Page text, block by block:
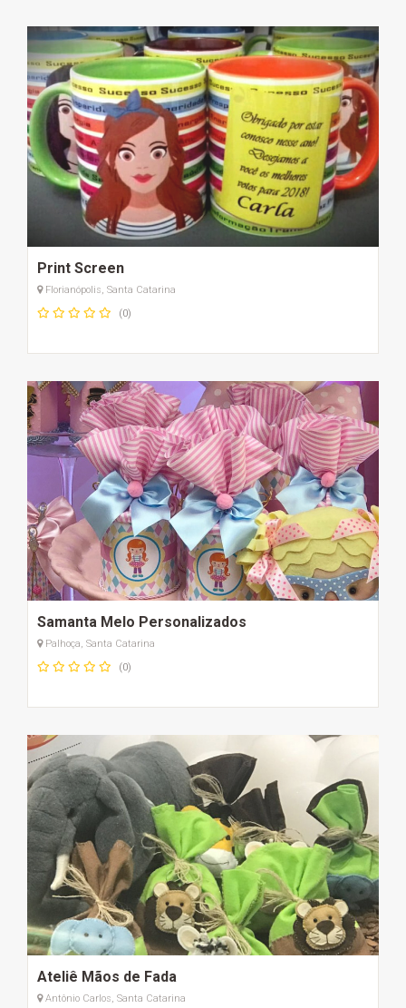
Print Screen
Florianópolis, Santa Catarina
(0)
Samanta Melo Personalizados
Palhoça, Santa Catarina
(0)
Ateliê Mãos de Fada
Antônio Carlos, Santa Catarina